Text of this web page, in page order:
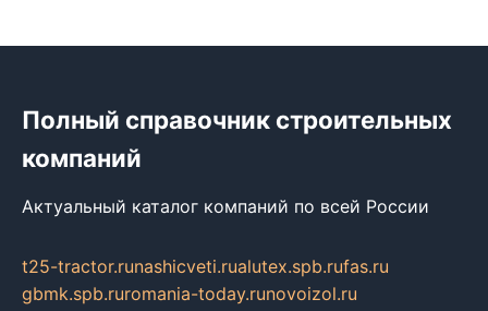
Полный справочник строительных
компаний
Актуальный каталог компаний по всей России
t25-tractor.runashicveti.rualutex.spb.rufas.ru
gbmk.spb.ruromania-today.runovoizol.ru